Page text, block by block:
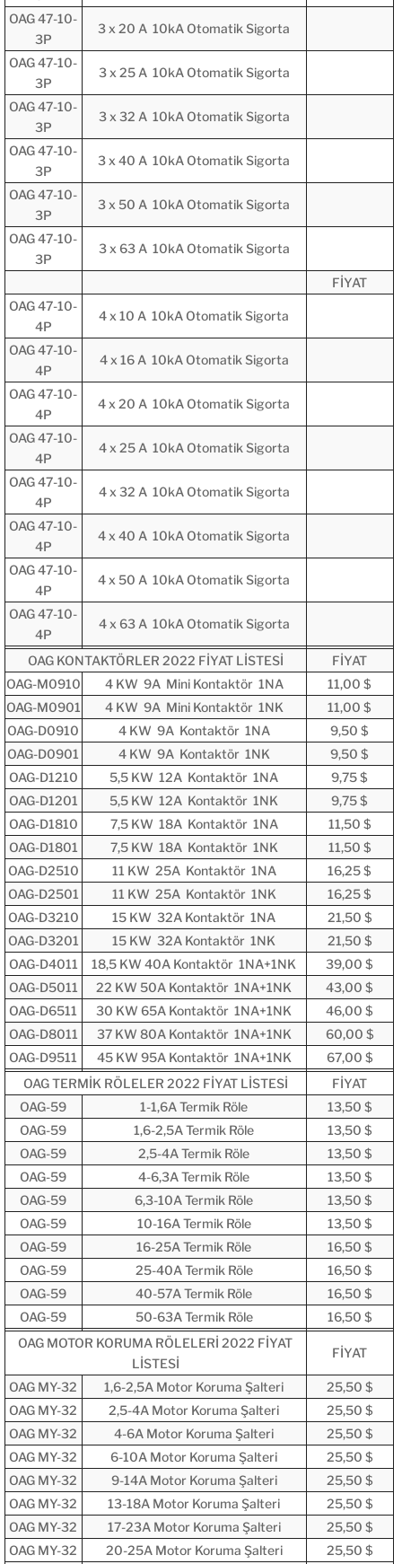
OAG 47-10-
3P
3 x 20 A 10kA Otomatik Sigorta
OAG 47-10-
3P
3 x 25 A 10kA Otomatik Sigorta
OAG 47-10-
3P
3 x 32 A 10kA Otomatik Sigorta
OAG 47-10-
3P
3 x 40 A 10kA Otomatik Sigorta
OAG 47-10-
3P
3 x 50 A 10kA Otomatik Sigorta
OAG 47-10-
3P
3 x 63 A 10kA Otomatik Sigorta
FİYAT
OAG 47-10-
4P
4 x 10 A 10kA Otomatik Sigorta
OAG 47-10-
4P
4 x 16 A 10kA Otomatik Sigorta
OAG 47-10-
4P
4 x 20 A 10kA Otomatik Sigorta
OAG 47-10-
4P
4 x 25 A 10kA Otomatik Sigorta
OAG 47-10-
4P
4 x 32 A 10kA Otomatik Sigorta
OAG 47-10-
4P
4 x 40 A 10kA Otomatik Sigorta
OAG 47-10-
4P
4 x 50 A 10kA Otomatik Sigorta
OAG 47-10-
4P
4 x 63 A 10kA Otomatik Sigorta
OAG KONTAKTÖRLER 2022 FİYAT LİSTESİ
FİYAT
OAG-M0910
4 KW 9A Mini Kontaktör 1NA
11,00 $
OAG-M0901
4 KW 9A Mini Kontaktör 1NK
11,00 $
OAG-D0910
4 KW 9A Kontaktör 1NA
9,50 $
OAG-D0901
4 KW 9A Kontaktör 1NK
9,50 $
OAG-D1210
5,5 KW 12A Kontaktör 1NA
9,75 $
OAG-D1201
5,5 KW 12A Kontaktör 1NK
9,75 $
OAG-D1810
7,5 KW 18A Kontaktör 1NA
11,50 $
OAG-D1801
7,5 KW 18A Kontaktör 1NK
11,50 $
OAG-D2510
11 KW 25A Kontaktör 1NA
16,25 $
OAG-D2501
11 KW 25A Kontaktör 1NK
16,25 $
OAG-D3210
15 KW 32A Kontaktör 1NA
21,50 $
OAG-D3201
15 KW 32A Kontaktör 1NK
21,50 $
OAG-D4011
18,5 KW 40A Kontaktör 1NA+1NK
39,00 $
OAG-D5011
22 KW 50A Kontaktör 1NA+1NK
43,00 $
OAG-D6511
30 KW 65A Kontaktör 1NA+1NK
46,00 $
OAG-D8011
37 KW 80A Kontaktör 1NA+1NK
60,00 $
OAG-D9511
45 KW 95A Kontaktör 1NA+1NK
67,00 $
OAG TERMİK RÖLELER 2022 FİYAT LİSTESİ
FİYAT
OAG-59
1-1,6A Termik Röle
13,50 $
OAG-59
1,6-2,5A Termik Röle
13,50 $
OAG-59
2,5-4A Termik Röle
13,50 $
OAG-59
4-6,3A Termik Röle
13,50 $
OAG-59
6,3-10A Termik Röle
13,50 $
OAG-59
10-16A Termik Röle
13,50 $
OAG-59
16-25A Termik Röle
16,50 $
OAG-59
25-40A Termik Röle
16,50 $
OAG-59
40-57A Termik Röle
16,50 $
OAG-59
50-63A Termik Röle
16,50 $
OAG MOTOR KORUMA RÖLELERİ 2022 FİYAT
LİSTESİ
FİYAT
OAG MY-32 1,6-2,5A Motor Koruma Şalteri
25,50 $
OAG MY-32
2,5-4A Motor Koruma Şalteri
25,50 $
OAG MY-32
4-6A Motor Koruma Şalteri
25,50 $
OAG MY-32
6-10A Motor Koruma Şalteri
25,50 $
OAG MY-32
9-14A Motor Koruma Şalteri
25,50 $
OAG MY-32
13-18A Motor Koruma Şalteri
25,50 $
OAG MY-32
17-23A Motor Koruma Şalteri
25,50 $
OAG MY-32
20-25A Motor Koruma Şalteri
25,50 $